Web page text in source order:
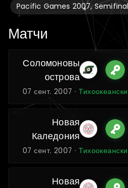
Pacific Games 2007,
Матчи
Соломоновы
острова
07 сент. 2007 ·
Новая
Каледония
07 сент. 2007 ·
Новая